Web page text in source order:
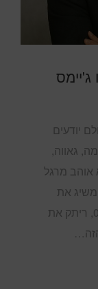
יודעים
גאווה,
אוהב מרגל
את
הבחורה? ג'יימס בונד, הסוכן החשאי 007, ריתק את